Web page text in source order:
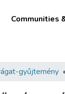
Communities
gyűjtemény